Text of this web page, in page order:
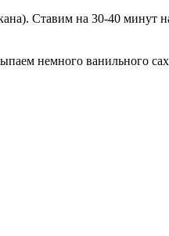
Ставим на 30-40 минут
немного ванильного